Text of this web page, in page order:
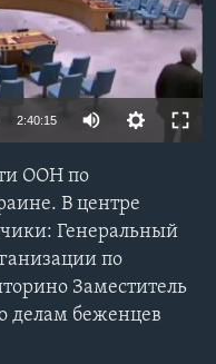
available
2:40:15
ООН по
В центре
Генеральный
по
Заместитель
делам беженцев